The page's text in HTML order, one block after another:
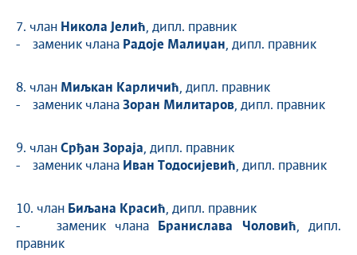
7. члан Никола Јелић, дипл. правник
- заменик члана Радоје Малиџан, дипл. правник
8. члан Миљкан Карличић, дипл. правник
- заменик члана Зоран Милитаров, дипл. правник
9. члан Срђан Зораја, дипл. правник
- заменик члана Иван Тодосијевић, дипл. правник
10. члан Биљана Красић, дипл. правник
- заменик члана
Бранислава Чоловић, дипл.
правник